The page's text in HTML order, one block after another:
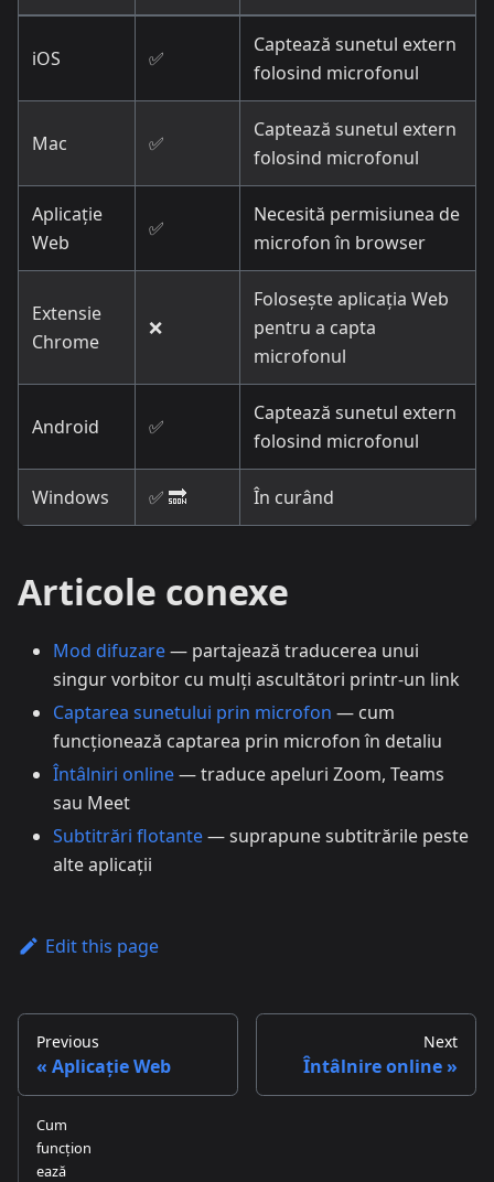
iOS ✅
Captează sunetul extern
folosind microfonul
Mac ✅
Captează sunetul extern
folosind microfonul
Aplicație
Web
✅
Necesită permisiunea de
microfon în browser
Extensie
Chrome
❌
Folosește aplicația Web
pentru a capta
microfonul
Android ✅
Captează sunetul extern
folosind microfonul
Windows ✅ 🔜 În curând
Articole conexe
Mod difuzare— partajează traducerea unui
singur vorbitor cu mulți ascultători printr-un link
Captarea sunetului prin microfon — cum
funcționează captarea prin microfon în detaliu
Întâlniri online— traduce apeluri Zoom, Teams
sau Meet
Subtitrări flotante— suprapune subtitrările peste
alte aplicații
Edit this page
Previous
Aplicație Web
Next
Întâlnire online
Cum
funcțion
ează